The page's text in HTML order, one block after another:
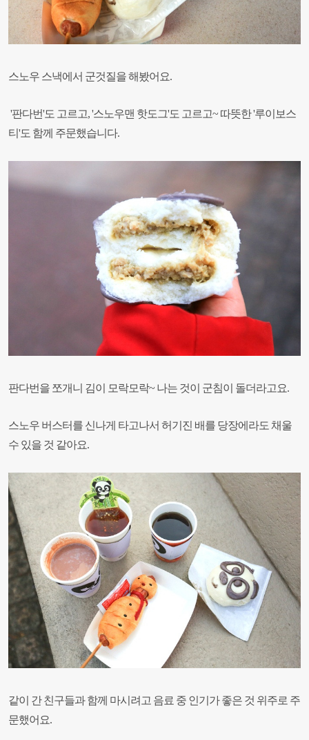
스노우 스낵에서 군것질을 해봤어요.
'판다번'도 고르고, '스노우맨 핫도그'도 고르고~ 따뜻한 '루이보스
티'도 함께 주문했습니다.
판다번을 쪼개니 김이 모락모락~ 나는 것이 군침이 돌더라고요.
스노우 버스터를 신나게 타고나서 허기진 배를 당장에라도 채울
수 있을 것 같아요.
같이 간 친구들과 함께 마시려고 음료 중 인기가 좋은 것 위주로 주
문했어요.